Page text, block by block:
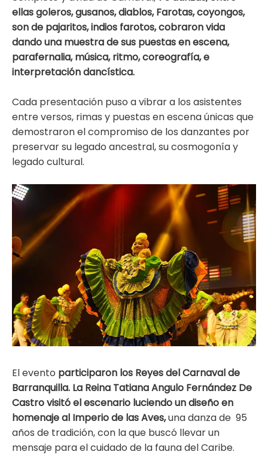
ellas goleros, gusanos, diablos, Farotas, coyongos,
son de pajaritos, indios farotos, cobraron vida
dando una muestra de sus puestas en escena,
parafernalia, música, ritmo, coreografía, e
interpretación dancística.
Cada presentación puso a vibrar a los asistentes
entre versos, rimas y puestas en escena únicas que
demostraron el compromiso de los danzantes por
preservar su legado ancestral, su cosmogonía y
legado cultural.
El evento participaron los Reyes del Carnaval de
Barranquilla. La Reina Tatiana Angulo Fernández De
Castro visitó el escenario luciendo un diseño en
homenaje al Imperio de las Aves,una danza de 95
años de tradición, con la que buscó llevar un
mensaje para el cuidado de la fauna del Caribe.